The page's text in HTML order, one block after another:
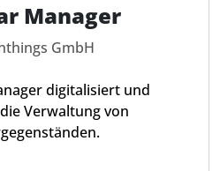
Manager
GmbH
digitalisiert und
Verwaltung von